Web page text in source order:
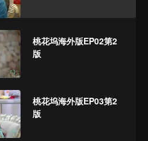
桃花坞海外版EP02第2
版
桃花坞海外版EP03第2
版